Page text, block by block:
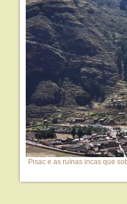
Pisac e as ruínas incas que